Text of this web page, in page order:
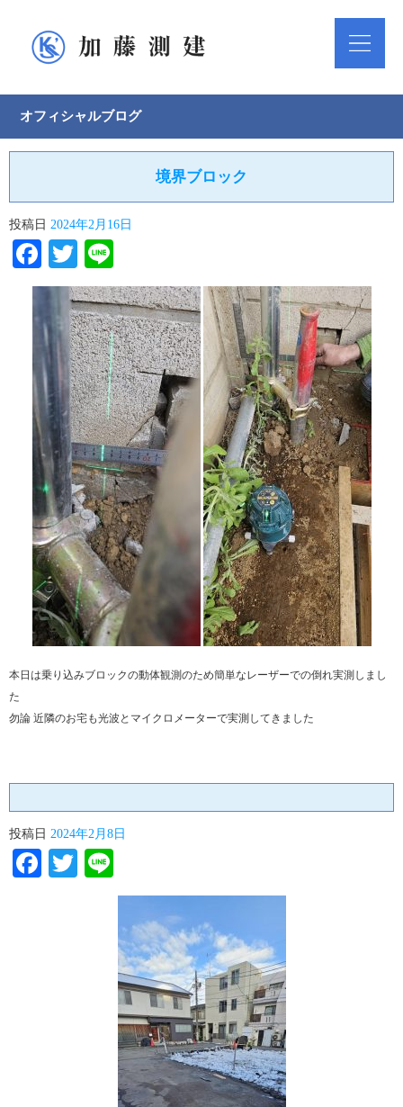
オフィシャルブログ
境界ブロック
投稿日 2024年2月16日
Facebook
Twitter
本日は乗り込みブロックの動体観測のため簡単なレーザーでの倒れ実測しまし
た
勿論 近隣のお宅も光波とマイクロメーターで実測してきました
投稿日 2024年2月8日
Facebook
Twitter